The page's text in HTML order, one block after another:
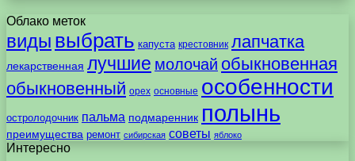
Облако меток
виды выбрать капуста крестовник лапчатка
лекарственная лучшие молочай обыкновенная
обыкновенный орех основные особенности
остролодочник пальма подмаренник полынь
преимущества ремонт сибирская советы яблоко
Интересно